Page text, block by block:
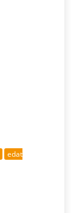
edat